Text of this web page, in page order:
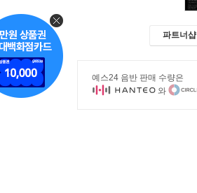
파트너샵
예스24 음반 판매 수량은
와